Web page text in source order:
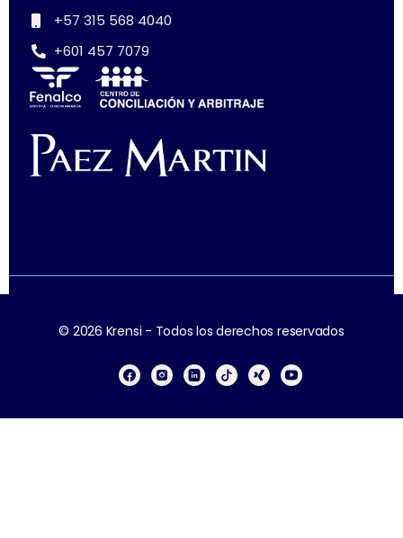
+57 315 568 4040
+601 457 7079
© 2026 Krensi - Todos los derechos reservados